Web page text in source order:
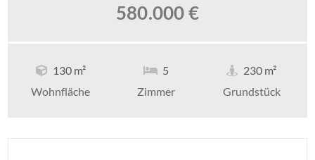
580.000 €
130 m²
Wohnfläche
5
Zimmer
230 m²
Grundstück